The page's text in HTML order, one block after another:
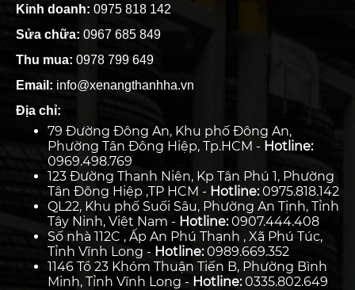
Kinh doanh: 0975 818 142
Sửa chữa: 0967 685 849
Thu mua: 0978 799 649
Email: info@xenangthanhha.vn
Địa chỉ:
79 Đường Đông An, Khu phố Đông An,
Phường Tân Đông Hiệp, Tp.HCM - Hotline:
0969.498.769
123 Đường Thanh Niên, Kp Tân Phú 1, Phường
Tân Đông Hiệp ,TP HCM - Hotline:0975.818.142
QL22, Khu phố Suối Sâu, Phường An Tịnh, Tỉnh
Tây Ninh, Việt Nam - Hotline:0907.444.408
Số nhà 112C , Ấp An Phú Thạnh , Xã Phú Túc,
Tỉnh Vĩnh Long - Hotline:0989.669.352
1146 Tổ 23 Khóm Thuận Tiến B, Phường Bình
Minh, Tỉnh Vĩnh Long - Hotline:0335.802.649